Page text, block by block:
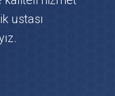
Ustası
ustası